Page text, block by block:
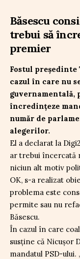
Băsescu
trebui să
premier
Fostul președinte
cazul în care nu
guvernamentală,
încredințeze
număr de
alegerilor.
El a declarat la
ar trebui încercată
niciun alt motiv
OK, s-a realizat
problema este
permite sau nu
Băsescu.
În cazul în care
susține că Nicușor
mandatul PSD-ului.